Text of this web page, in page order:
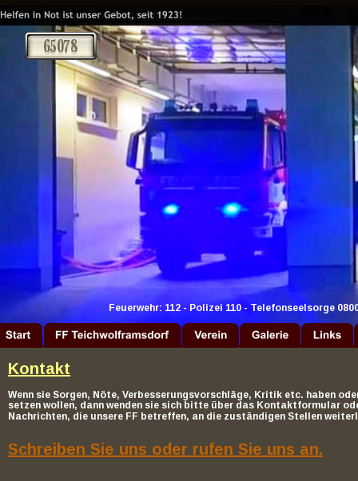
Feuerwehr: 112 - Polizei 110 - Telefonseelsorge
Kontakt
Wenn sie Sorgen, Nöte, Verbesserungsvorschläge, Kritik etc. haben
setzen wollen, dann wenden sie sich bitte über das Kontaktformular
Nachrichten, die unsere FF betreffen, an die zuständigen Stellen
Schreiben Sie uns oder rufen Sie uns an.